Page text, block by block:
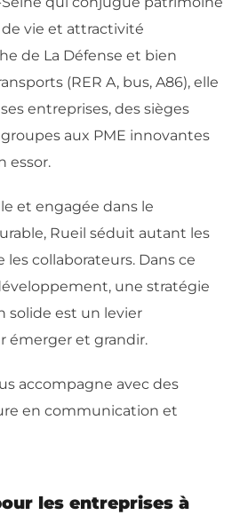
vie et attractivité
de La Défense et bien
(RER A, bus, A86), elle
entreprises, des sièges
aux PME innovantes
essor.
et engagée dans le
Rueil séduit autant les
collaborateurs. Dans ce
une stratégie
solide est un levier
émerger et grandir.
accompagne avec des
en communication et
les entreprises à